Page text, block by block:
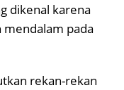
dikenal karena
pada
rekan-rekan